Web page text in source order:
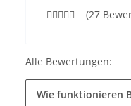
(27
Alle Bewertungen:
Wie funktionieren